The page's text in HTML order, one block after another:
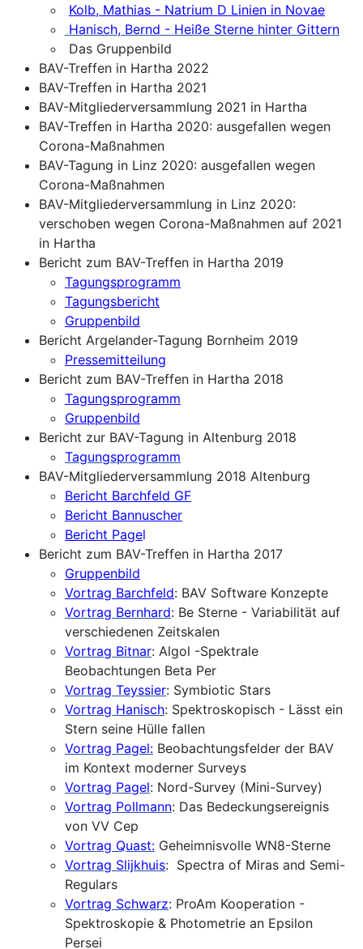
Kolb, Mathias - Natrium D Linien in Novae
Hanisch, Bernd - Heiße Sterne hinter Gittern
Das Gruppenbild
BAV-Treffen in Hartha 2022
BAV-Treffen in Hartha 2021
BAV-Mitgliederversammlung 2021 in Hartha
BAV-Treffen in Hartha 2020: ausgefallen wegen
Corona-Maßnahmen
BAV-Tagung in Linz 2020: ausgefallen wegen
Corona-Maßnahmen
BAV-Mitgliederversammlung in Linz 2020:
verschoben wegen Corona-Maßnahmen auf 2021
in Hartha
Bericht zum BAV-Treffen in Hartha 2019
Tagungsprogramm
Tagungsbericht
Gruppenbild
Bericht Argelander-Tagung Bornheim 2019
Pressemitteilung
Bericht zum BAV-Treffen in Hartha 2018
Tagungsprogramm
Gruppenbild
Bericht zur BAV-Tagung in Altenburg 2018
Tagungsprogramm
BAV-Mitgliederversammlung 2018 Altenburg
Bericht Barchfeld GF
Bericht Bannuscher
Bericht Pagel
Bericht zum BAV-Treffen in Hartha 2017
Gruppenbild
Vortrag Barchfeld: BAV Software Konzepte
Vortrag Bernhard: Be Sterne - Variabilität auf
verschiedenen Zeitskalen
Vortrag Bitnar: Algol -Spektrale
Beobachtungen Beta Per
Vortrag Teyssier: Symbiotic Stars
Vortrag Hanisch: Spektroskopisch - Lässt ein
Stern seine Hülle fallen
Vortrag Pagel: Beobachtungsfelder der BAV
im Kontext moderner Surveys
Vortrag Pagel: Nord-Survey (Mini-Survey)
Vortrag Pollmann: Das Bedeckungsereignis
von VV Cep
Vortrag Quast: Geheimnisvolle WN8-Sterne
Vortrag Slijkhuis: Spectra of Miras and Semi-
Regulars
Vortrag Schwarz: ProAm Kooperation -
Spektroskopie & Photometrie an Epsilon
Persei